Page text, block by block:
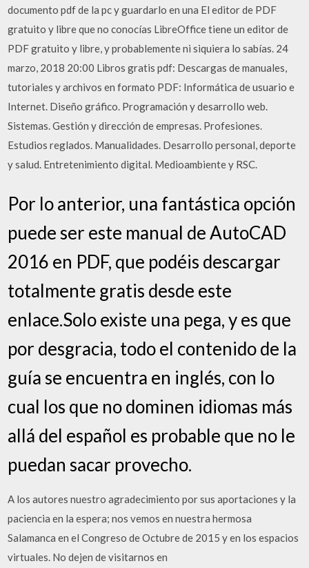
documento pdf de la pc y guardarlo en una El editor de PDF
gratuito y libre que no conocías LibreOffice tiene un editor de
PDF gratuito y libre, y probablemente ni siquiera lo sabías. 24
marzo, 2018 20:00 Libros gratis pdf: Descargas de manuales,
tutoriales y archivos en formato PDF: Informática de usuario e
Internet. Diseño gráfico. Programación y desarrollo web.
Sistemas. Gestión y dirección de empresas. Profesiones.
Estudios reglados. Manualidades. Desarrollo personal, deporte
y salud. Entretenimiento digital. Medioambiente y RSC.
Por lo anterior, una fantástica opción
puede ser este manual de AutoCAD
2016 en PDF, que podéis descargar
totalmente gratis desde este
enlace.Solo existe una pega, y es que
por desgracia, todo el contenido de la
guía se encuentra en inglés, con lo
cual los que no dominen idiomas más
allá del español es probable que no le
puedan sacar provecho.
A los autores nuestro agradecimiento por sus aportaciones y la
paciencia en la espera; nos vemos en nuestra hermosa
Salamanca en el Congreso de Octubre de 2015 y en los espacios
virtuales. No dejen de visitarnos en